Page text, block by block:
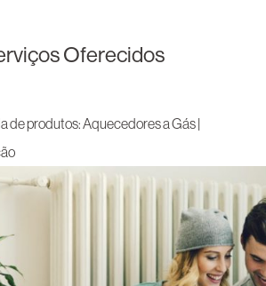
Oferecidos
de produtos: Aquecedores a Gás |